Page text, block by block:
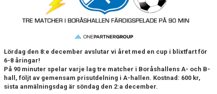
Lördag den 8:e december avslutar vi året med en cup i blixtfart för
6-8 åringar!
På 90 minuter spelar varje lag tre matcher i Boråshallens A- och B-
hall, följt av gemensam prisutdelning i A-hallen. Kostnad: 600 kr,
sista anmälningsdag är söndag den 2:a december.